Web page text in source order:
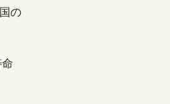
の